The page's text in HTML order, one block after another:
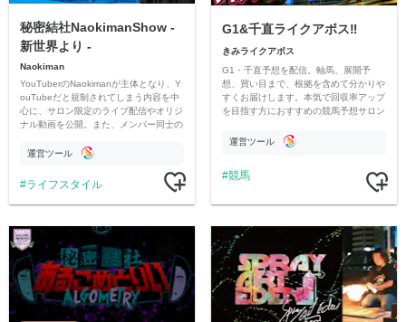
秘密結社NaokimanShow -
新世界より -
Naokiman
YouTuberのNaokimanが主体となり、Y
ouTubeだと規制されてしまう内容を中
心に、サロン限定のライブ配信やオリジ
ナル動画を公開。また、メンバー同士の
ただいています。
運営ツール
ライフスタイル
G1&千直ライクアボス‼️
きみライクアボス
G1・千直予想を配信。軸馬、展開予
想、買い目まで、根拠を含めて分かりや
すくお届けします。本気で回収率アップ
を目指す方におすすめの競馬予想サロン
運営ツール
競馬